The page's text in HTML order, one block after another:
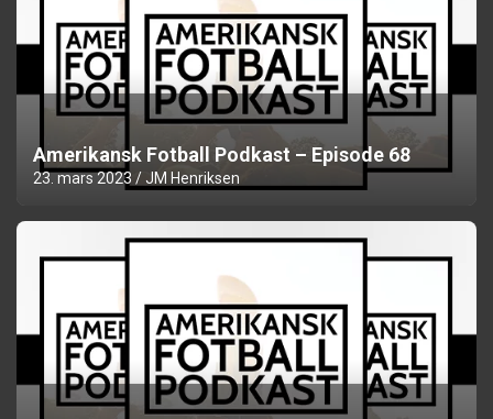
Amerikansk Fotball Podkast – Episode 68
23. mars 2023 JM Henriksen